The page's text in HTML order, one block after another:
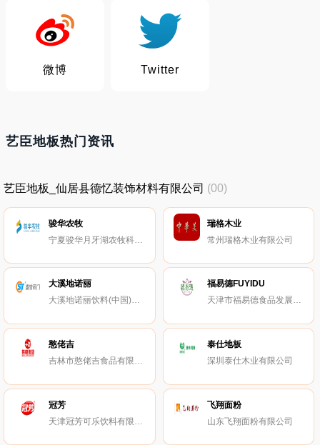
微博 Twitter
艺臣地板热门资讯
艺臣地板_仙居县德忆装饰材料有限公司 (00)
骏华农牧
宁夏骏华月牙湖农牧科技股份有限公司
瑞格木业
常州瑞格木业有限公司
大溪地诺丽
大溪地诺丽饮料(中国)有限公司
福易德FUYIDU
天津市福易德食品发展有限公司
憨佬吉
吉林市憨佬吉食品有限公司
泰仕地板
深圳泰仕木业有限公司
冠芳
飞翔面粉
山东飞翔面粉有限公司